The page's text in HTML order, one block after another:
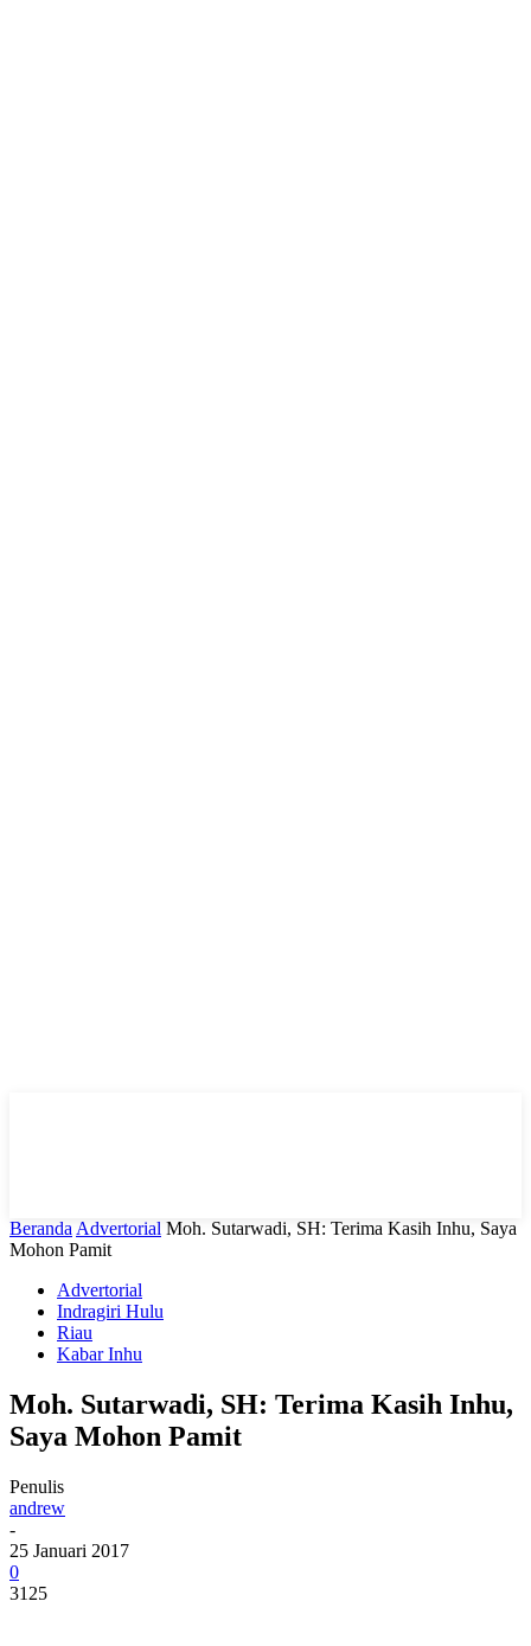
Beranda Advertorial Moh. Sutarwadi, SH: Terima Kasih Inhu, Saya
Mohon Pamit
Advertorial
Indragiri Hulu
Riau
Kabar Inhu
Moh. Sutarwadi, SH: Terima Kasih Inhu,
Saya Mohon Pamit
Penulis
andrew
-
25 Januari 2017
0
3125